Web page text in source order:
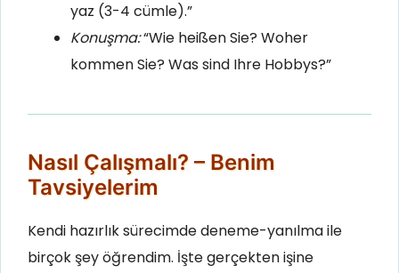
yaz (3-4 cümle).”
Konuşma:“Wie heißen Sie? Woher
kommen Sie? Was sind Ihre Hobbys?”
Nasıl Çalışmalı? – Benim
Tavsiyelerim
Kendi hazırlık sürecimde deneme-yanılma ile
birçok şey öğrendim. İşte gerçekten işine